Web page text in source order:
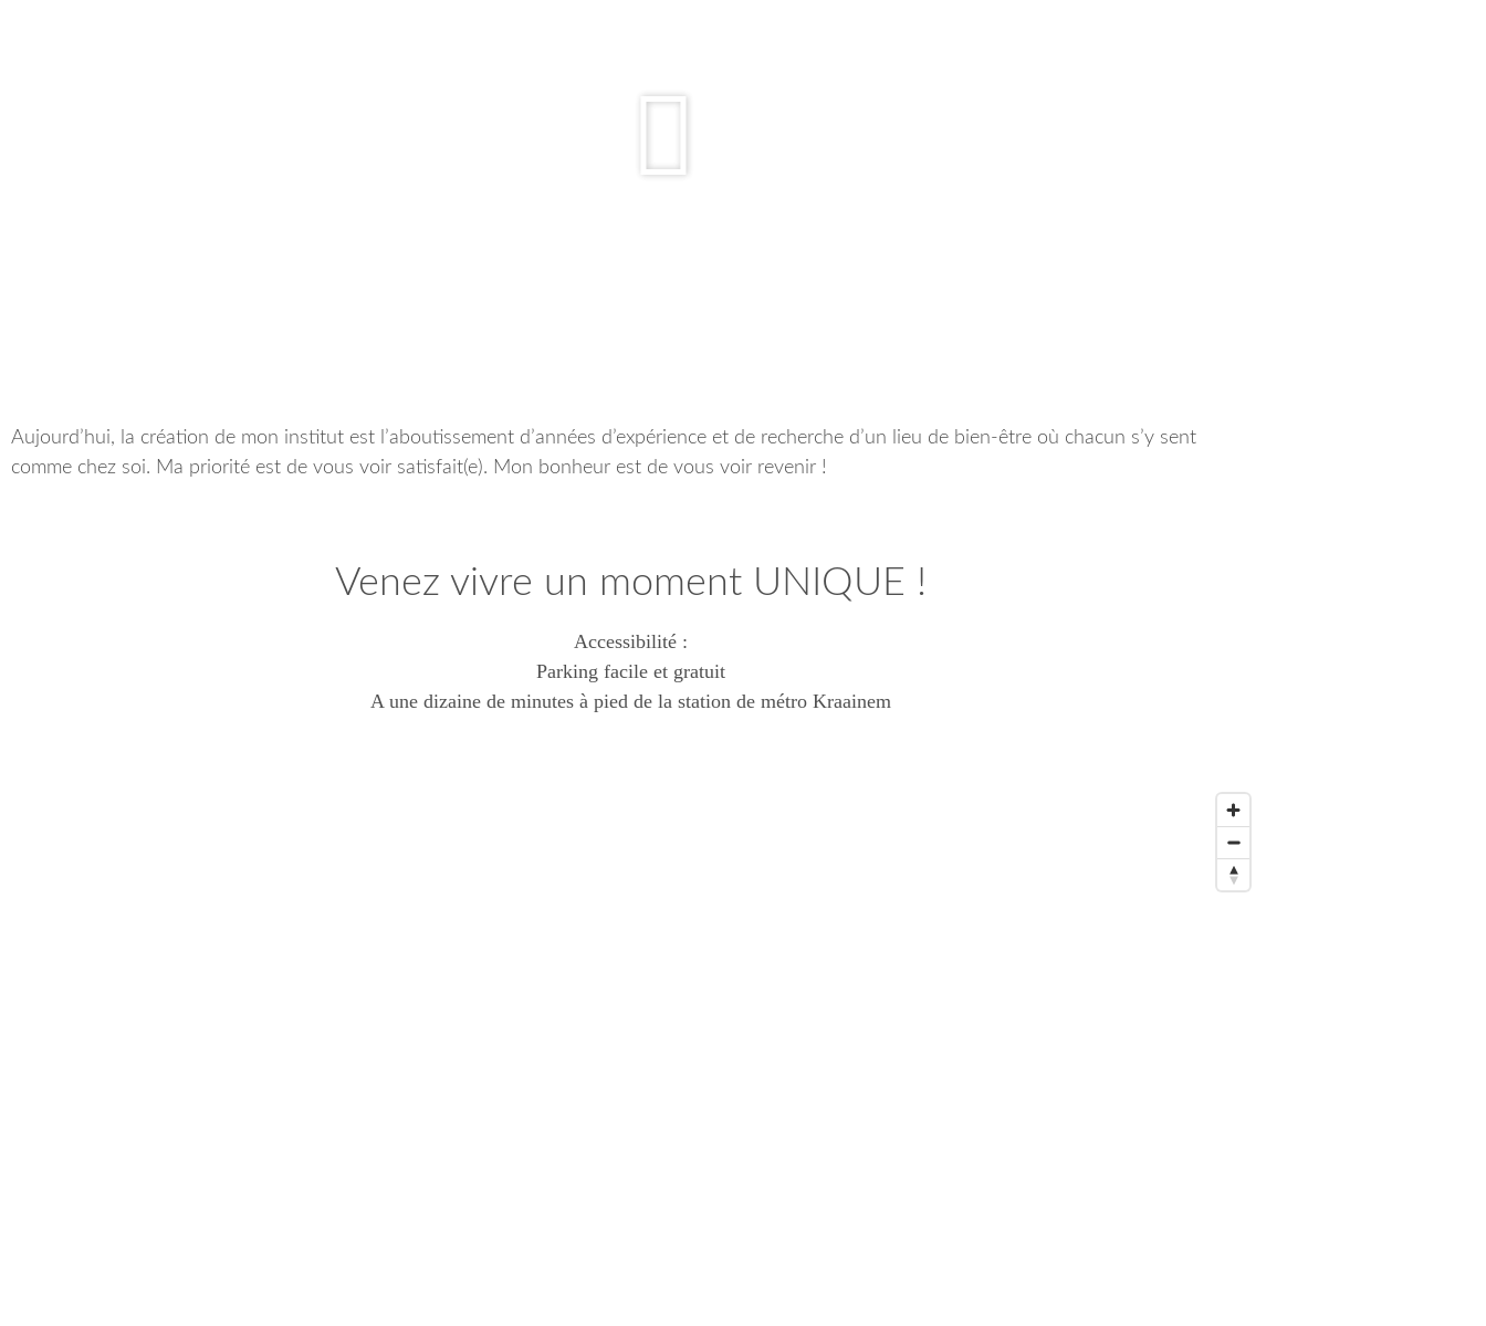
Aujourd’hui, la création de mon institut est l’aboutissement d’années d’expérience et de recherche d’un lieu de bien-être où chacun s’y sent
comme chez soi. Ma priorité est de vous voir satisfait(e). Mon bonheur est de vous voir revenir !
Venez vivre un moment UNIQUE !
Accessibilité :
Parking facile et gratuit
A une dizaine de minutes à pied de la station de métro Kraainem